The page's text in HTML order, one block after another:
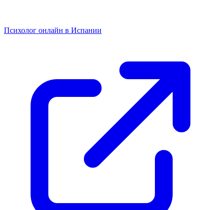
Психолог онлайн в Испании